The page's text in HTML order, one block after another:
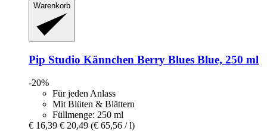
Warenkorb
Pip Studio Kännchen Berry Blues Blue, 250 ml
-20%
Für jeden Anlass
Mit Blüten & Blättern
Füllmenge: 250 ml
€ 16,39 € 20,49 (€ 65,56 / l)